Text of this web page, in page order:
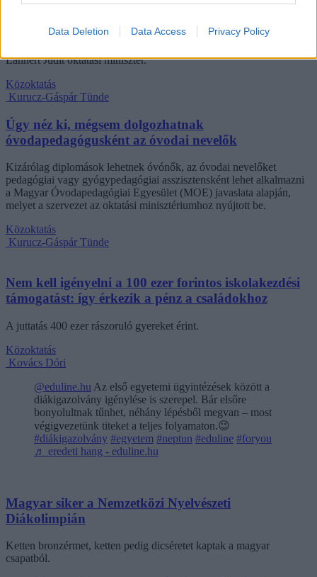
Data Deletion Data Access Privacy Policy
valamint tapasztalati tanulásra. Az intézmények már a 2026/2027-es
Lannert Judit oktatási miniszter.
Közoktatás
Kurucz-Gáspár Tünde
Úgy néz ki, mégsem dolgozhatnak
óvodapedagógusként az óvodai nevelők
Kizárólag diplomások lehetnek óvónők, az óvodai nevelőket
pedagógiai vagy gyógypedagógiai asszisztensként lehet alkalmazni
a Magyar Óvodapedagógiai Egyesület (MOE) javaslata alapján,
melyet a szervezet az oktatási minisztériumhoz nyújtott be.
Közoktatás
Kurucz-Gáspár Tünde
Nem kell igényelni a 100 ezer forintos iskolakezdési
támogatást: így érkezik a pénz a családokhoz
A juttatás 400 ezer rászoruló gyereket érint.
Közoktatás
Kovács Dóri
@eduline.hu Az első egyetemi ügyintézések között a
diákigazolvány igénylése is szerepel. Bár elsőre
bonyolultnak tűnhet, néhány lépésből megvan – most
végigvezetünk titeket a teljes folyamaton.😉
#diákigazolvány #egyetem #neptun #eduline #foryou
♬ eredeti hang - eduline.hu
Magyar siker a Nemzetközi Nyelvészeti
Diákolimpián
Ketten bronzérmet, ketten pedig dicséretet kaptak a magyar
csapatból.